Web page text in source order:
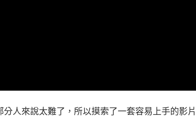
人來說太難了，所以摸索了一套容易上手的影